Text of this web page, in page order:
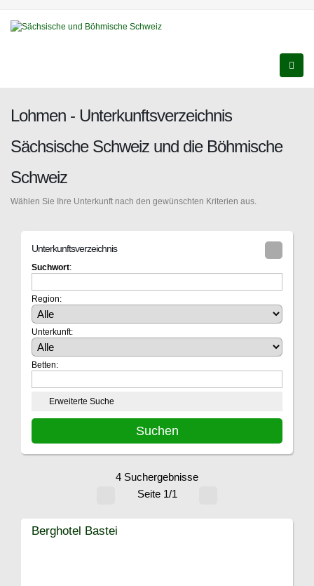
Lohmen - Unterkunftsverzeichnis
Sächsische Schweiz und die Böhmische
Schweiz
Wählen Sie Ihre Unterkunft nach den gewünschten Kriterien aus.
Unterkunftsverzeichnis
Suchwort:
Region:
Unterkunft:
Betten:
Erweiterte Suche
4 Suchergebnisse
Seite 1/1
Berghotel Bastei